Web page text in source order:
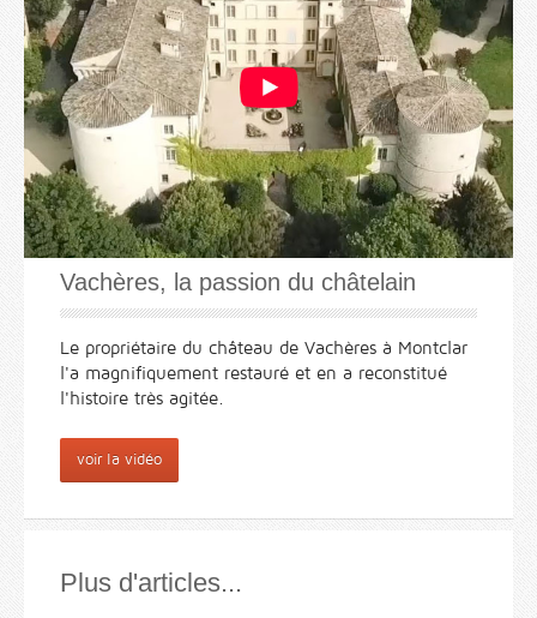
Vachères, la passion du châtelain
Le propriétaire du château de Vachères à Montclar
l'a magnifiquement restauré et en a reconstitué
l'histoire très agitée.
voir la vidéo
Plus d'articles...